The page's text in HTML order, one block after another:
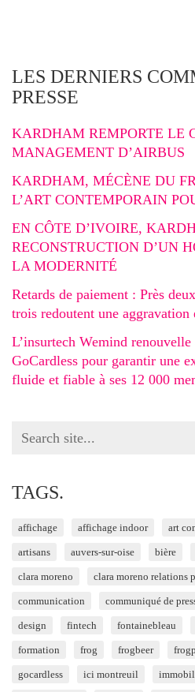
LES DERNIERS
PRESSE
KARDHAM REMPORTE LE
MANAGEMENT D’AIRBUS
KARDHAM, MÉCÈNE DU
L’ART CONTEMPORAIN
EN CÔTE D’IVOIRE,
RECONSTRUCTION D’UN
LA MODERNITÉ
Retards de paiement : Près
trois redoutent une aggravation
L’insurtech Wemind renouvelle
GoCardless pour garantir une
fluide et fiable à ses 12 000
Search
TAGS.
affichage affichage indoor art
artisans auvers-sur-oise bière
clara moreno clara moreno relations
communication communiqué de
design fintech fontainebleau
formation frog frogbeer
gocardless ici montreuil